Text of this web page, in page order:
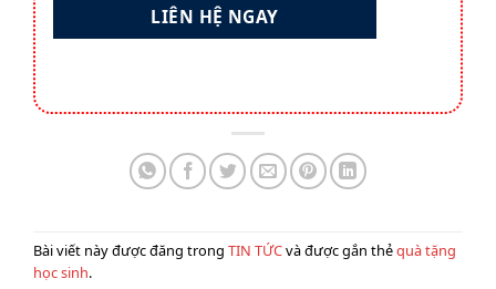
Bài viết này được đăng trong TIN TỨCvà được gắn thẻquà tặng
học sinh.